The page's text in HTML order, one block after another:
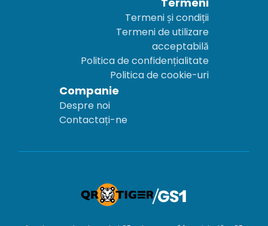
Termeni și condiții
Termeni de utilizare
acceptabilă
Politica de confidențialitate
Politica de cookie-uri
Companie
Despre noi
Contactați-ne